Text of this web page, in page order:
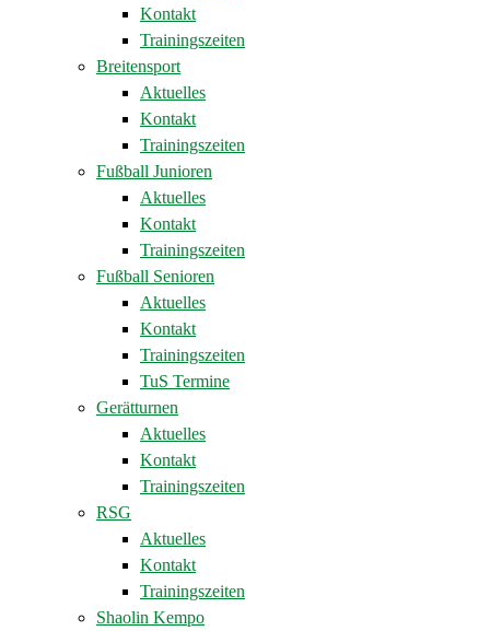
Kontakt
Trainingszeiten
Breitensport
Aktuelles
Kontakt
Trainingszeiten
Fußball Junioren
Aktuelles
Kontakt
Trainingszeiten
Fußball Senioren
Aktuelles
Kontakt
Trainingszeiten
TuS Termine
Gerätturnen
Aktuelles
Kontakt
Trainingszeiten
RSG
Aktuelles
Kontakt
Trainingszeiten
Shaolin Kempo